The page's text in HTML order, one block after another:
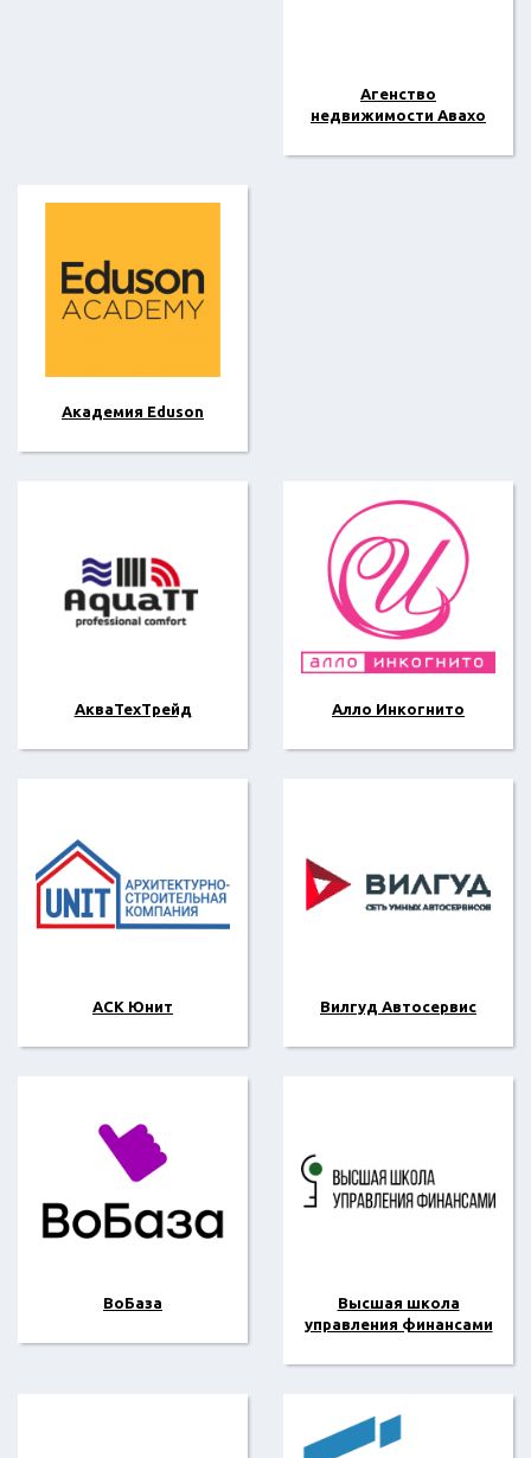
Агенство
недвижимости Авахо
Академия Eduson
АкваТехТрейд Алло Инкогнито
АСК Юнит Вилгуд Автосервис
ВоБаза
Высшая школа
управления финансами